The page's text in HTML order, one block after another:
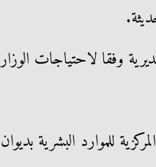
للموارد البشرية